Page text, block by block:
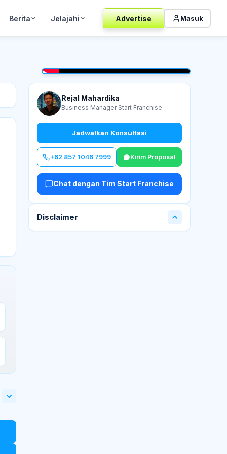
Berita Jelajahi Advertise Masuk
Rejal Mahardika
Business Manager Start Franchise
Jadwalkan Konsultasi
+62 857 1046 7999 Kirim Proposal
Chat dengan Tim Start Franchise
Disclaimer